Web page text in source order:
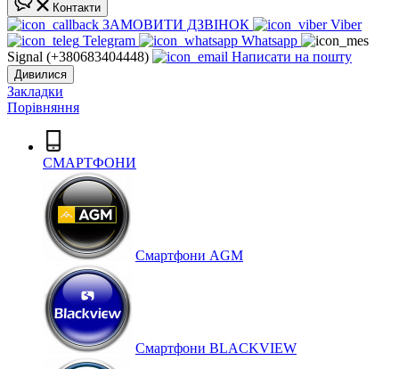
Контакти
ЗАМОВИТИ ДЗВІНОК
Viber
Telegram
Whatsapp
Signal (+380683404448)
Написати на пошту
Дивилися
Закладки
Порівняння
СМАРТФОНИ
Cмартфони AGM
Смартфони BLACKVIEW